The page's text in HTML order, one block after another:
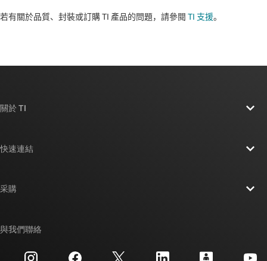
若有關於品質、封裝或訂購 TI 產品的問題，請參閱 TI 支援。​​​​​​​​​​​​​​
關於 TI
快速連結
交互參考搜索
客戶支援中心
采購
與我們聯絡